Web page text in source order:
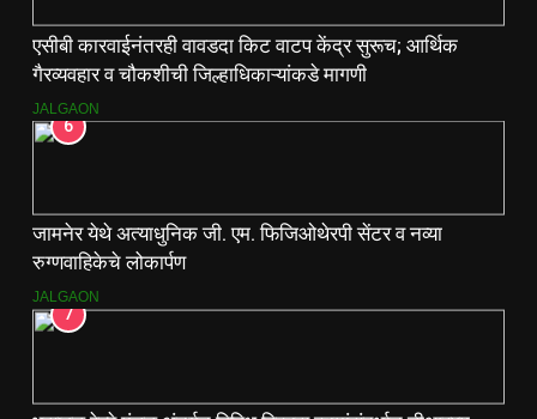
एसीबी कारवाईनंतरही वावडदा किट वाटप केंद्र सुरूच; आर्थिक
गैरव्यवहार व चौकशीची जिल्हाधिकाऱ्यांकडे मागणी
JALGAON
6
जामनेर येथे अत्याधुनिक जी. एम. फिजिओथेरपी सेंटर व नव्या
रुग्णवाहिकेचे लोकार्पण
JALGAON
7